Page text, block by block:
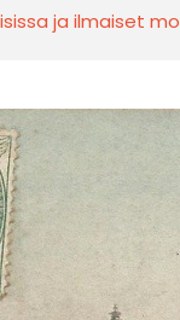
ja ilmaiset